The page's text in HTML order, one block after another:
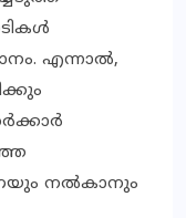
എന്നാല്‍,
നല്‍കാനും